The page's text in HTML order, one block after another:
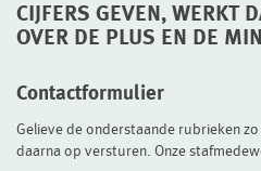
CIJFERS GEVEN, WERKT
OVER DE PLUS EN DE
Contactformulier
Gelieve de onderstaande rubrieken
daarna op versturen. Onze